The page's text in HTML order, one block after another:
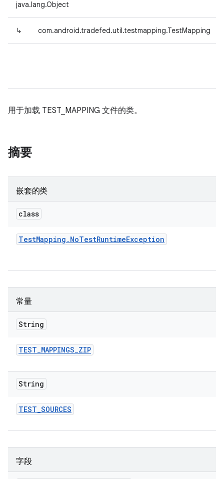
java.lang.Object
↳ com.android.tradefed.util.testmapping.TestMapping
用于加载 TEST_MAPPING 文件的类。
摘要
嵌套的类
class
TestMapping . NoTestRuntimeException
常量
String
TEST_MAPPINGS_ZIP
String
TEST_SOURCES
字段